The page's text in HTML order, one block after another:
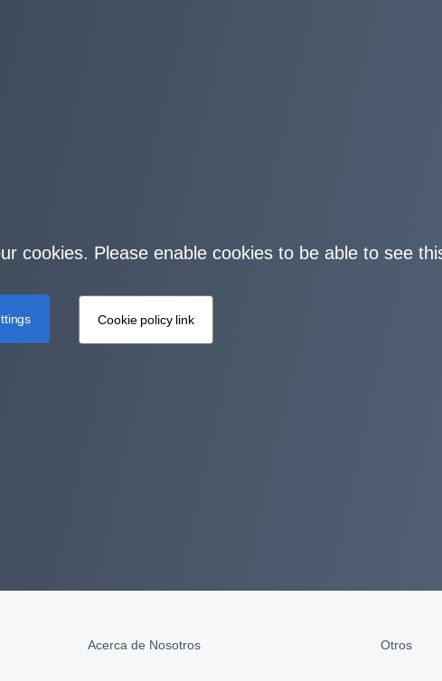
cookies. Please enable cookies to be able to see
Cookie policy link
Acerca de Nosotros Otros